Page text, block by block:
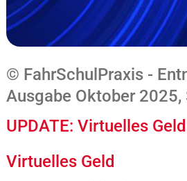
© FahrSchulPraxis -
Ausgabe Oktober 2025,
UPDATE: Virtuelles Geld
Virtuelles Geld